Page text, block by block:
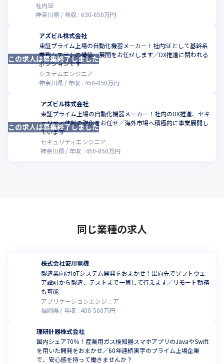
社内SE
神奈川県
年収 : 630-850万円
アズビル株式会社
東証プライム上場の自動化機器メーカー！社内SEとして基幹系
業務システムの構築、展開をお任せします／DX推進に関われる
ポジションです
システムエンジニア
神奈川県
年収 : 450-850万円
この求人は募集終了しました
アズビル株式会社
東証プライム上場の自動化機器メーカー！社内のDX推進、セキ
ュリティ体制の強化をお任せ／海外市場へ積極的に事業展開し
ています
セキュリティエンジニア
神奈川県
年収 : 450-850万円
この求人は募集終了しました
同じ業種の求人
株式会社安川電機
製造業向けIoTシステム開発をおまかせ！出向先でソフトウェ
ア設計から製造、テストまで一貫して行えます／リモート勤務
も可能
アプリケーションエンジニア
福岡県
年収 : 400-560万円
理研計器株式会社
国内シェア70％！産業用ガス検知器スマホアプリのJavaやSwift
を用いた開発をおまかせ／60年連続黒字のプライム上場企業
で、安心感を持って働きませんか？